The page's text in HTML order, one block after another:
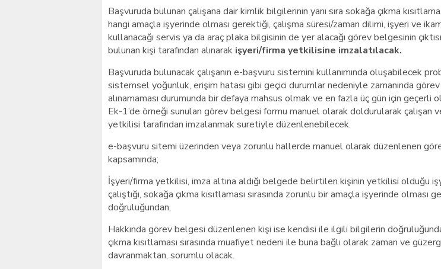
Başvuruda bulunan çalışana dair kimlik bilgilerinin yanı sıra sokağa çıkma
hangi amaçla işyerinde olması gerektiği, çalışma süresi/zaman dilimi, işyeri ve
kullanacağı servis ya da araç plaka bilgisinin de yer alacağı görev belgesinin
bulunan kişi tarafından alınarak işyeri/firma yetkilisine imzalatılacak.
Başvuruda bulunacak çalışanın e-başvuru sistemini kullanımında oluşabilecek
sistemsel yoğunluk, erişim hatası gibi geçici durumlar nedeniyle zamanında
alınamaması durumunda bir defaya mahsus olmak ve en fazla üç gün için geçerli
Ek-1’de örneği sunulan görev belgesi formu manuel olarak doldurularak çalışan
yetkilisi tarafından imzalanmak suretiyle düzenlenebilecek.
e-başvuru sitemi üzerinden veya zorunlu hallerde manuel olarak düzenlenen
kapsamında;
İşyeri/firma yetkilisi, imza altına aldığı belgede belirtilen kişinin yetkilisi olduğu
çalıştığı, sokağa çıkma kısıtlaması sırasında zorunlu bir amaçla işyerinde olması
doğruluğundan,
Hakkında görev belgesi düzenlenen kişi ise kendisi ile ilgili bilgilerin
çıkma kısıtlaması sırasında muafiyet nedeni ile buna bağlı olarak zaman ve
davranmaktan, sorumlu olacak.